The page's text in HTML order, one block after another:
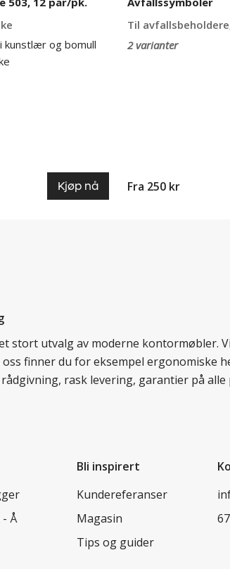
kunstlær og bomull
Kjøp nå
Til
2 varianter
Fra 250 kr
stort utvalg av moderne kontormøbler.
finner du for eksempel ergonomiske
rask levering, garantier på
Å
Bli inspirert
Kundereferanser
Magasin
Tips og guider